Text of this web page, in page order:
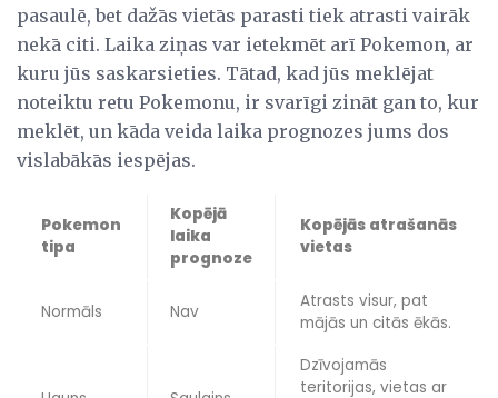
pasaulē, bet dažās vietās parasti tiek atrasti vairāk
nekā citi. Laika ziņas var ietekmēt arī Pokemon, ar
kuru jūs saskarsieties. Tātad, kad jūs meklējat
noteiktu retu Pokemonu, ir svarīgi zināt gan to, kur
meklēt, un kāda veida laika prognozes jums dos
vislabākās iespējas.
Pokemon
tipa
Kopējā
laika
prognoze
Kopējās atrašanās
vietas
Normāls Nav
Atrasts visur, pat
mājās un citās ēkās.
Dzīvojamās
teritorijas, vietas ar